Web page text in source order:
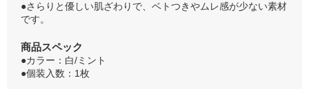
●さらりと優しい肌ざわりで、ベトつきやムレ感が少ない素材
です。
商品スペック
●カラー：白/ミント
●個装入数：1枚